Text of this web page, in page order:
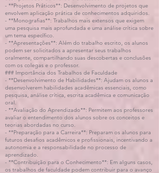
- **Projetos Práticos**: Desenvolvimento de projetos que
envolvem aplicação prática de conhecimentos adquiridos.
- **Monografias**: Trabalhos mais extensos que exigem
uma pesquisa mais aprofundada e uma análise crítica sobre
um tema específico.
- **Apresentações**: Além do trabalho escrito, os alunos
podem ser solicitados a apresentar seus trabalhos
oralmente, compartilhando suas descobertas e conclusões
com os colegas e o professor.
### Importância dos Trabalhos de Faculdade
- **Desenvolvimento de Habilidades**: Ajudam os alunos a
desenvolverem habilidades acadêmicas essenciais, como
pesquisa, análise crítica, escrita acadêmica e comunicação
oral.
- **Avaliação do Aprendizado**: Permitem aos professores
avaliar o entendimento dos alunos sobre os conceitos e
teorias abordadas no curso.
- **Preparação para a Carreira**: Preparam os alunos para
futuros desafios acadêmicos e profissionais, incentivando a
autonomia e a responsabilidade no processo de
aprendizado.
- **Contribuição para o Conhecimento**: Em alguns casos,
os trabalhos de faculdade podem contribuir para o avanço